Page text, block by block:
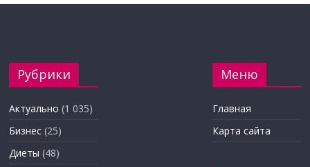
Рубрики
Актуально (1 035)
Бизнес (25)
Диеты (48)
Меню
Главная
Карта сайта